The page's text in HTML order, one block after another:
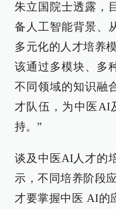
朱立国院士透露，
备人工智能背景、
多元化的人才培养
该通过多模块、多
不同领域的知识融
才队伍，为中医AI
持。”
谈及中医AI人才的
示，不同培养阶段
才要掌握中医 AI的